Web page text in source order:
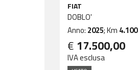
FIAT
DOBLO'
Anno: 2025; Km 4.100
€ 17.500,00
IVA esclusa